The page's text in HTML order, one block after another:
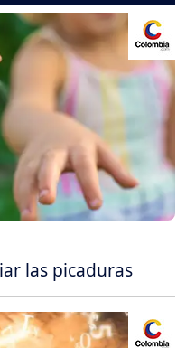
las picaduras